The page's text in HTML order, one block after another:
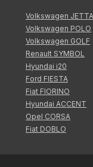
Volkswagen JETTA
Volkswagen POLO
Volkswagen GOLF
Renault SYMBOL
Hyundai i20
Ford FIESTA
Fiat FIORINO
Hyundai ACCENT
Opel CORSA
Fiat DOBLO